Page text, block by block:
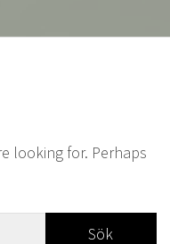
looking for. Perhaps